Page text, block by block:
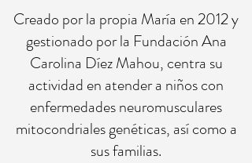
Creado por la propia María en 2012 y
gestionado por la Fundación Ana
Carolina Díez Mahou, centra su
actividad en atender a niños con
enfermedades neuromusculares
mitocondriales genéticas, así como a
sus familias.